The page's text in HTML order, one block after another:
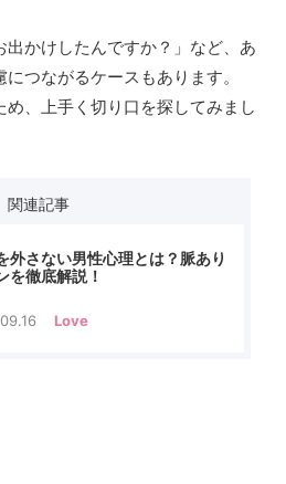
出かけしたんですか？」など、あ
つながるケースもあります。
、上手く切り口を探してみまし
関連記事
外さない男性心理とは？脈あり
を徹底解説！
Love